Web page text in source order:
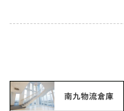
南九物流倉庫